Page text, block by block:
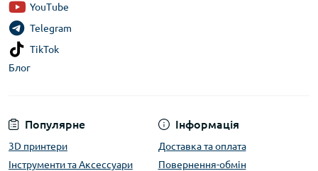
Популярне
3D принтери
Інструменти та Аксессуари
Інформація
Доставка та оплата
Повернення-обмін
YouTube
Telegram
TikTok
Блог